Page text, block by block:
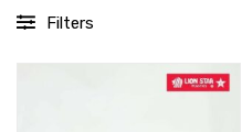
Filters